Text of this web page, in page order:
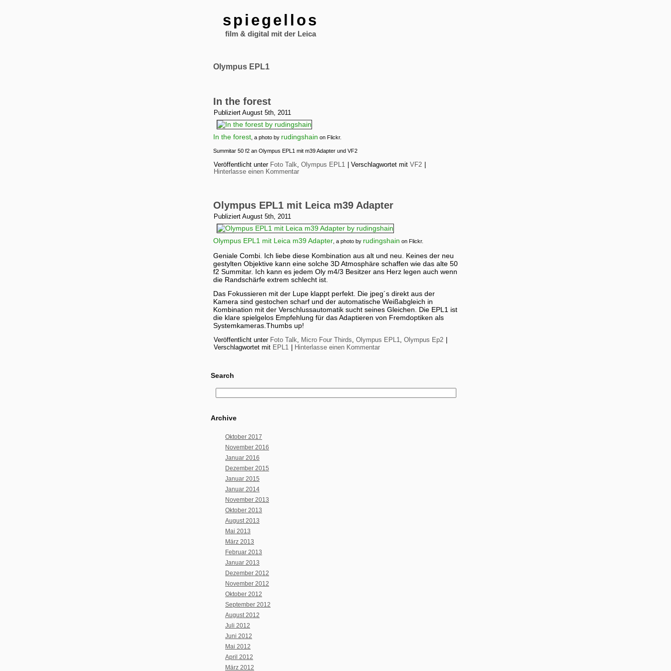
spiegellos
film & digital mit der Leica
Olympus EPL1
In the forest
Publiziert August 5th, 2011
In the forest , a photo by rudingshain on Flickr.
Summitar 50 f2 an Olympus EPL1 mit m39 Adapter und VF2
Veröffentlicht unter Foto Talk, Olympus EPL1 Verschlagwortet mit VF2
Hinterlasse einen Kommentar
Olympus EPL1 mit Leica m39 Adapter
Publiziert August 5th, 2011
Olympus EPL1 mit Leica m39 Adapter , a photo by rudingshain on Flickr.
Geniale Combi. Ich liebe diese Kombination aus alt und neu. Keines der neu
gestylten Objektive kann eine solche 3D Atmosphäre schaffen wie das alte 50
f2 Summitar. Ich kann es jedem Oly m4/3 Besitzer ans Herz legen auch wenn
die Randschärfe extrem schlecht ist.
Das Fokussieren mit der Lupe klappt perfekt. Die jpeg´s direkt aus der
Kamera sind gestochen scharf und der automatische Weißabgleich in
Kombination mit der Verschlussautomatik sucht seines Gleichen. Die EPL1 ist
die klare spielgelos Empfehlung für das Adaptieren von Fremdoptiken als
Systemkameras.Thumbs up!
Veröffentlicht unter Foto Talk, Micro Four Thirds, Olympus EPL1, Olympus Ep2
Verschlagwortet mit EPL1 Hinterlasse einen Kommentar
Search
Archive
Oktober 2017
November 2016
Januar 2016
Dezember 2015
Januar 2015
Januar 2014
November 2013
Oktober 2013
August 2013
Mai 2013
März 2013
Februar 2013
Januar 2013
Dezember 2012
November 2012
Oktober 2012
September 2012
August 2012
Juli 2012
Juni 2012
Mai 2012
April 2012
März 2012